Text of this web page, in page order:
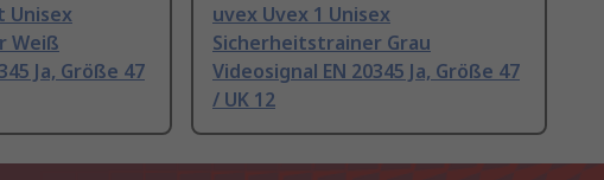
Unisex
Weiß
Ja, Größe 47
uvex Uvex 1 Unisex
Sicherheitstrainer Grau
Videosignal EN 20345 Ja, Größe 47
/ UK 12